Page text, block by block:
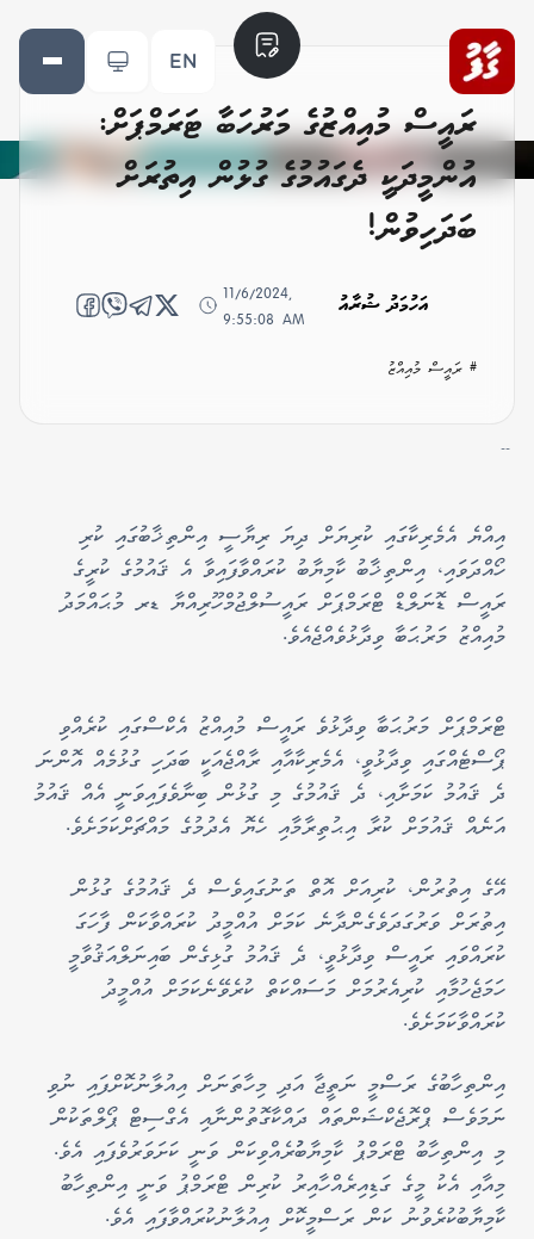
EN
ރައީސް މުއިއްޒުގެ މަރުހަބާ ޓަރަމްޕަށް:
އުންމީދަކީ ދެގައުމުގެ ގުޅުން އިތުރަށް
ބަދަހިވުން!
އަހުމަދު ޝުރާއު
11/6/2024,
9:55:08 AM
# ރައީސް މުއިއްޒު
--
އިއްޔެ އެމެރިކާގައި ކުރިޔަށް ދިޔަ ރިޔާސީ އިންތިޚާބުގައި ކުރި
ހޯއްދަވައި، އިންތިޚާބު ކާމިޔާބު ކުރައްވާފައިވާ އެ ޤައުމުގެ ކުރީގެ
ރައީސް ޑޮނަލްޑް ޓްރަމްޕަށް ރައީސުލްޖުމްހޫރިއްޔާ ޑރ މުޙައްމަދު
މުއިއްޒު މަރުޙަބާ ވިދާޅުވެއްޖެއެވެ.
ޓްރަމްޕަށް މަރުޙަބާ ވިދާޅުވެ ރައީސް މުއިއްޒު އެކްސްގައި ކުރެއްވި
ޕޯސްޓެއްގައި ވިދާޅުވީ، އެމެރިކާއާއި ރާއްޖެއަކީ ބަދަހި ގުޅުމެއް އޮންނަ
ދެ ޤައުމު ކަމަށާއި، ދެ ޤައުމުގެ މި ގުޅުން ބިނާވެފައިވަނީ އެއް ޤައުމު
އަނެއް ޤައުމަށް ކުރާ އިޙުތިރާމާއި ހެޔޮ އެދުމުގެ މައްޗަށްކަމަށެވެ.
އޭގެ އިތުރުން، ކުރިއަށް އޮތް ތަނުގައިވެސް ދެ ޤައުމުގެ ގުޅުން
އިތުރަށް ވަރުގަދަވެގެންދާނެ ކަމަށް އުއްމީދު ކުރައްވާކަން ފާހަގަ
ކުރައްވައި ރައީސް ވިދާޅުވީ، ދެ ޤައުމު ގުޅިގެން ބައިނަލްއަޤުވާމީ
ހަމަޖެހުމާއި ކުރިއެރުމަށް މަސައްކަތް ކުރެވޭނެކަމަށް އުއްމީދު
ކުރައްވާކަމަށެވެ.
އިންތިހާބުގެ ރަސްމީ ނަތީޖާ އަދި މިހާތަނަށް އިއުލާނުކޮށްފައި ނުވި
ނަމަވެސް ޕްރޮޖެކްޝަންތައް ދައްކާގޮތުންނާއި އެގްސިޓް ޕޯލްތަކުން
މި އިންތިހާބު ޓްރަމްޕު ކާމިޔާބުުރެއްވިކަން ވަނީ ކަށަވަރުވެފައި އެވެ.
މިއާއި އެކު މީގެ ގަޑިއިރެއްހާއިރު ކުރިން ޓްރަމްޕު ވަނީ އިންތިހާބު
ކާމިޔާބުކުރެވުނު ކަން ރަސްމީކޮށް އިއުލާނުކުރައްވާފައި އެވެ.